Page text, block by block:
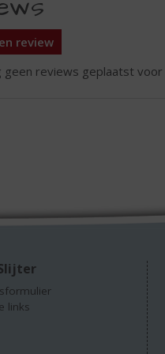
review
geen reviews geplaatst
links